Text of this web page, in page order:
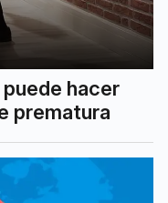
hacer
prematura